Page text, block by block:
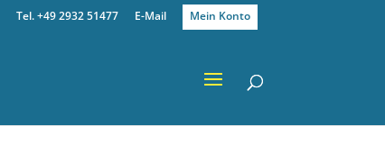
Tel. +49 2932 51477 E-Mail Mein Konto